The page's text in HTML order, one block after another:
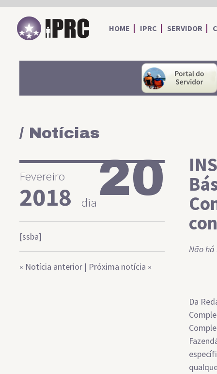
IPRC
HOME IPRC SERVIDOR
/ Notícias
Fevereiro
2018 dia20
[ssba]
« Notícia anterior | Próxima notícia »
Não
Da